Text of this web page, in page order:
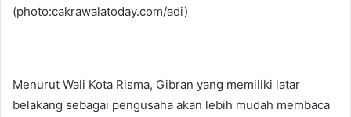
(photo:cakrawalatoday.com/adi)
Menurut Wali Kota Risma, Gibran yang memiliki latar
belakang sebagai pengusaha akan lebih mudah membaca